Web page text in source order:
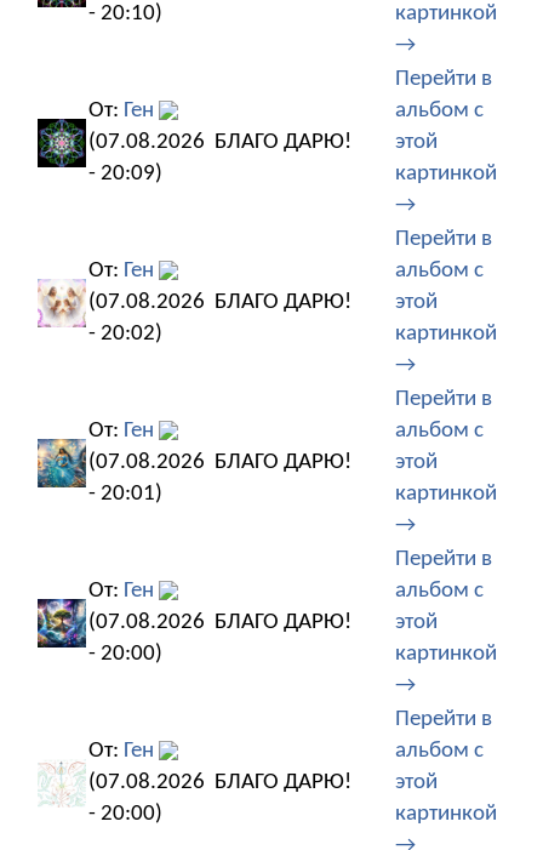
- 20:10)
картинкой
→
От: Ген
(07.08.2026
- 20:09)
БЛАГО ДАРЮ!
Перейти в
альбом с
этой
картинкой
→
От: Ген
(07.08.2026
- 20:02)
БЛАГО ДАРЮ!
Перейти в
альбом с
этой
картинкой
→
От: Ген
(07.08.2026
- 20:01)
БЛАГО ДАРЮ!
Перейти в
альбом с
этой
картинкой
→
От: Ген
(07.08.2026
- 20:00)
БЛАГО ДАРЮ!
Перейти в
альбом с
этой
картинкой
→
От: Ген
(07.08.2026
- 20:00)
БЛАГО ДАРЮ!
Перейти в
альбом с
этой
картинкой